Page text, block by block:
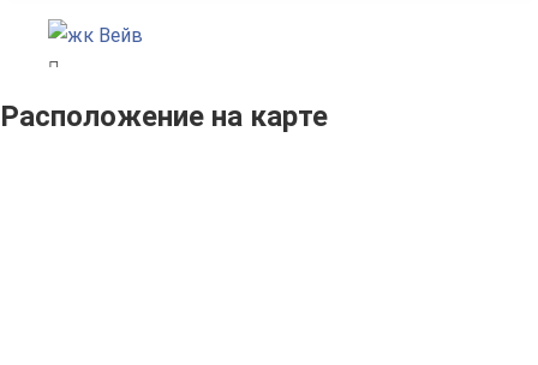
Расположение на карте